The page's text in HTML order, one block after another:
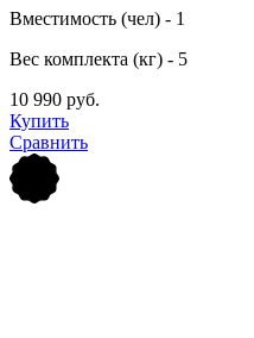
Вместимость (чел) - 1
Вес комплекта (кг) - 5
10 990 руб.
Купить
Сравнить